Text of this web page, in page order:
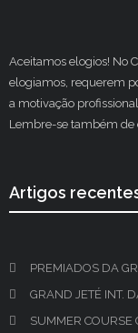
Aceitamos elogios! No
elogiamos, requerem
a motivação profissional
Lembre-se também de
Artigos
PREMIADOS DA
GRAND JETÉ INT.
SUMMER COURSE